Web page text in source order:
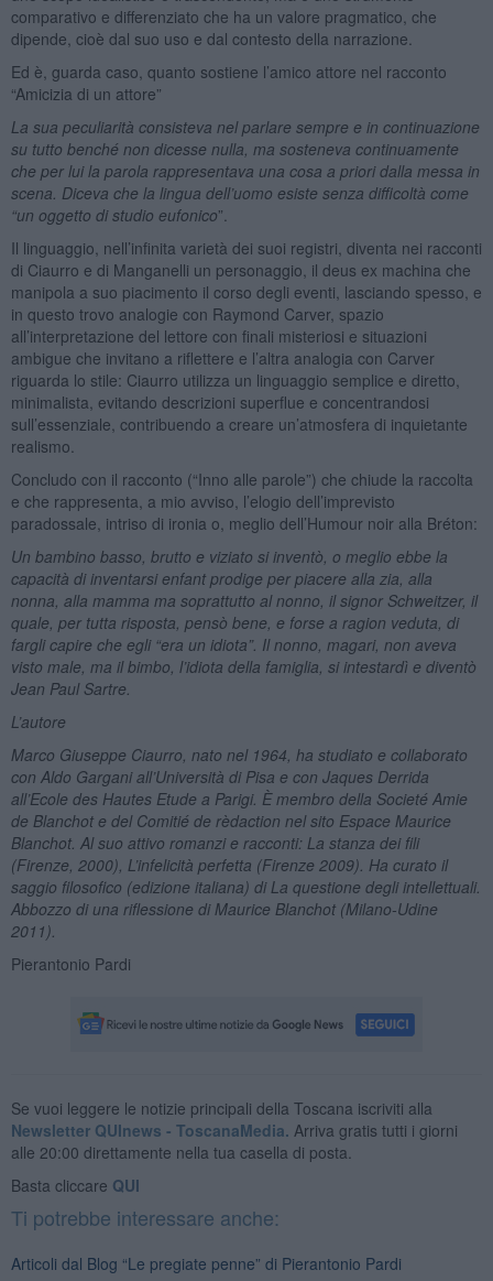
comparativo e differenziato che ha un valore pragmatico, che
dipende, cioè dal suo uso e dal contesto della narrazione.
Ed è, guarda caso, quanto sostiene l’amico attore nel racconto
“Amicizia di un attore”
La sua peculiarità consisteva nel parlare sempre e in continuazione
su tutto benché non dicesse nulla, ma sosteneva continuamente
che per lui la parola rappresentava una cosa a priori dalla messa in
scena. Diceva che la lingua dell’uomo esiste senza difficoltà come
“un oggetto di studio eufonico”.
Il linguaggio, nell’infinita varietà dei suoi registri, diventa nei racconti
di Ciaurro e di Manganelli un personaggio, il deus ex machina che
manipola a suo piacimento il corso degli eventi, lasciando spesso, e
in questo trovo analogie con Raymond Carver, spazio
all’interpretazione del lettore con finali misteriosi e situazioni
ambigue che invitano a riflettere e l’altra analogia con Carver
riguarda lo stile: Ciaurro utilizza un linguaggio semplice e diretto,
minimalista, evitando descrizioni superflue e concentrandosi
sull’essenziale, contribuendo a creare un’atmosfera di inquietante
realismo.
Concludo con il racconto (“Inno alle parole”) che chiude la raccolta
e che rappresenta, a mio avviso, l’elogio dell’imprevisto
paradossale, intriso di ironia o, meglio dell’Humour noir alla Bréton:
Un bambino basso, brutto e viziato si inventò, o meglio ebbe la
capacità di inventarsi enfant prodige per piacere alla zia, alla
nonna, alla mamma ma soprattutto al nonno, il signor Schweitzer, il
quale, per tutta risposta, pensò bene, e forse a ragion veduta, di
fargli capire che egli “era un idiota”. Il nonno, magari, non aveva
visto male, ma il bimbo, l’idiota della famiglia, si intestardì e diventò
Jean Paul Sartre.
L’autore
Marco Giuseppe Ciaurro, nato nel 1964, ha studiato e collaborato
con Aldo Gargani all’Università di Pisa e con Jaques Derrida
all’Ecole des Hautes Etude a Parigi. È membro della Societé Amie
de Blanchot e del Comitié de rèdaction nel sito Espace Maurice
Blanchot. Al suo attivo romanzi e racconti: La stanza dei fili
(Firenze, 2000), L’infelicità perfetta (Firenze 2009). Ha curato il
saggio filosofico (edizione italiana) di La questione degli intellettuali.
Abbozzo di una riflessione di Maurice Blanchot (Milano-Udine
2011).
Pierantonio Pardi
Se vuoi leggere le notizie principali della Toscana iscriviti alla
Newsletter QUInews - ToscanaMedia. Arriva gratis tutti i giorni
alle 20:00 direttamente nella tua casella di posta.
Basta cliccare QUI
Ti potrebbe interessare anche:
Articoli dal Blog “Le pregiate penne” di Pierantonio Pardi